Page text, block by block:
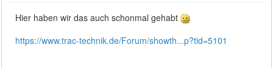
Hier haben wir das auch schonmal gehabt
https://www.trac-technik.de/Forum/showth...p?tid=5101